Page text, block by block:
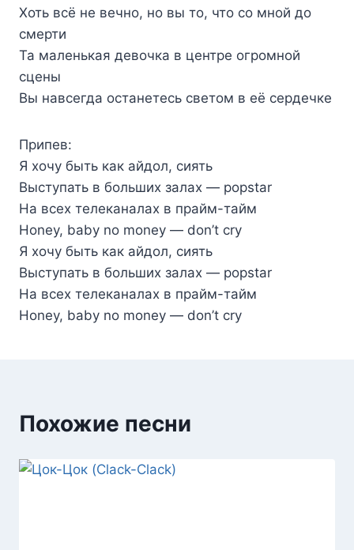
Хоть всё не вечно, но вы то, что со мной до
смерти
Та маленькая девочка в центре огромной
сцены
Вы навсегда останетесь светом в её сердечке
Припев:
Я хочу быть как айдол, сиять
Выступать в больших залах — popstar
На всех телеканалах в прайм-тайм
Honey, baby no money — don’t cry
Я хочу быть как айдол, сиять
Выступать в больших залах — popstar
На всех телеканалах в прайм-тайм
Honey, baby no money — don’t cry
Похожие песни